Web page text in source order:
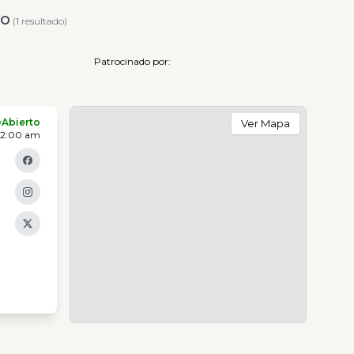
(1 resultado)
Patrocinado por:
Abierto
am
Ver Mapa